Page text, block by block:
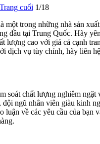
Trang cuối 1/18
một trong những nhà sản
đầu tại Trung Quốc. Hãy
lượng cao với giá cả cạnh
dịch vụ tùy chỉnh, hãy liên
soát chất lượng nghiêm ngặt
đội ngũ nhân viên giàu kinh
luận về các yêu cầu của bạn